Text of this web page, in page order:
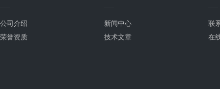
公司介绍
荣誉资质
新闻中心
技术文章
联
在